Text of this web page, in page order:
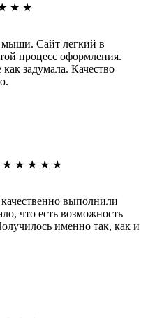
★ ★
мыши. Сайт легкий в
процесс оформления.
задумала. Качество
★ ★ ★ ★ ★
выполнили
что есть возможность
именно так, как и